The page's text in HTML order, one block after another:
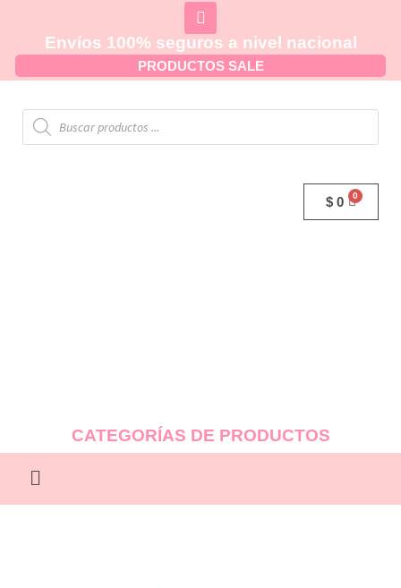
Envíos 100% seguros a nivel nacional
PRODUCTOS SALE
$ 0
CATEGORÍAS DE PRODUCTOS